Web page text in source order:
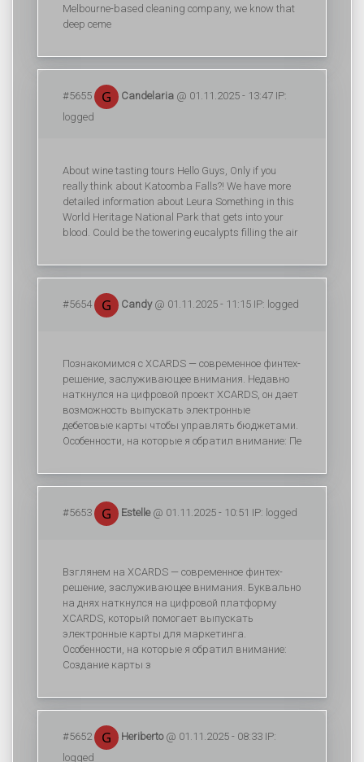
Melbourne-based cleaning company, we know that
deep ceme
#5655 Candelaria @ 01.11.2025 - 13:47 IP:
logged
About wine tasting tours Hello Guys, Only if you
really think about Katoomba Falls?! We have more
detailed information about Leura Something in this
World Heritage National Park that gets into your
blood. Could be the towering eucalypts filling the air
#5654 Candy@ 01.11.2025 - 11:15 IP: logged
Познакомимся с XCARDS — современное финтех-
решение, заслуживающее внимания. Недавно
наткнулся на цифровой проект XCARDS, он дает
возможность выпускать электронные
дебетовые карты чтобы управлять бюджетами.
Особенности, на которые я обратил внимание: Пе
#5653 Estelle@ 01.11.2025 - 10:51 IP: logged
Взглянем на XCARDS — современное финтех-
решение, заслуживающее внимания. Буквально
на днях наткнулся на цифровой платформу
XCARDS, который помогает выпускать
электронные карты для маркетинга.
Особенности, на которые я обратил внимание:
Создание карты з
#5652 Heriberto@ 01.11.2025 - 08:33 IP:
logged